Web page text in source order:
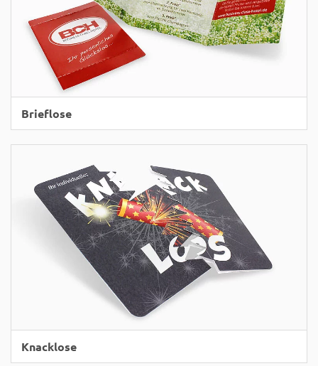
Brieflose
Knacklose